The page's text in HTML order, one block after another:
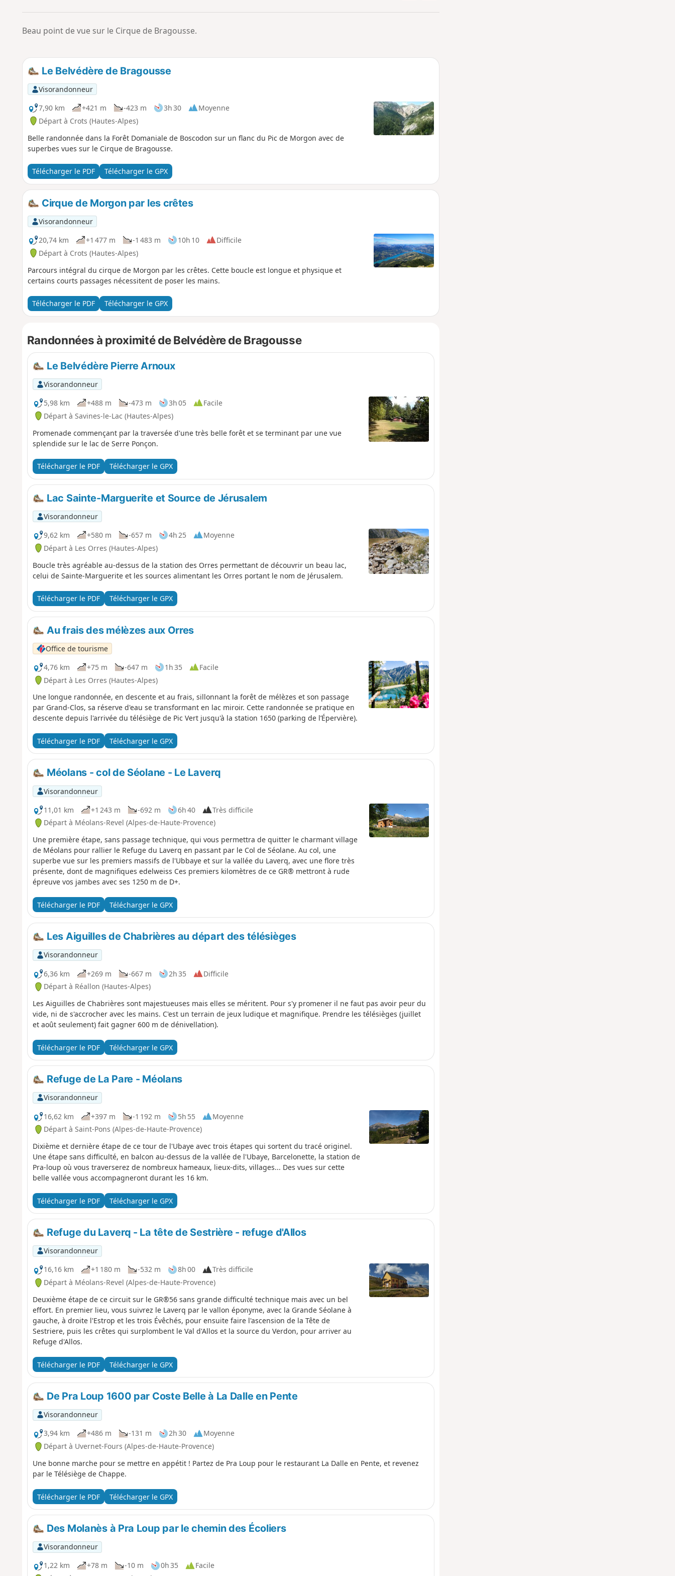
a
o
Beau point de vue sur le Cirque de Bragousse.
Le Belvédère de Bragousse
Visorandonneur
7,90 km
+421 m -423 m 3h 30
Moyenne
Départ à Crots (Hautes-Alpes)
Belle randonnée dans la Forêt Domaniale de Boscodon sur un flanc du Pic de Morgon avec de
superbes vues sur le Cirque de Bragousse.
Télécharger le PDF Télécharger le GPX
Cirque de Morgon par les crêtes
Visorandonneur
20,74 km
+1 477 m -1 483 m 10h 10
Difficile
Départ à Crots (Hautes-Alpes)
Parcours intégral du cirque de Morgon par les crêtes. Cette boucle est longue et physique et
certains courts passages nécessitent de poser les mains.
Télécharger le PDF Télécharger le GPX
Randonnées à proximité de Belvédère de Bragousse
Le Belvédère Pierre Arnoux
Visorandonneur
5,98 km
+488 m -473 m 3h 05
Facile
Départ à Savines-le-Lac (Hautes-Alpes)
Promenade commençant par la traversée d'une très belle forêt et se terminant par une vue
splendide sur le lac de Serre Ponçon.
Télécharger le PDF Télécharger le GPX
Lac Sainte-Marguerite et Source de Jérusalem
Visorandonneur
9,62 km
+580 m -657 m 4h 25
Moyenne
Départ à Les Orres (Hautes-Alpes)
Boucle très agréable au-dessus de la station des Orres permettant de découvrir un beau lac,
celui de Sainte-Marguerite et les sources alimentant les Orres portant le nom de Jérusalem.
Télécharger le PDF Télécharger le GPX
Au frais des mélèzes aux Orres
Office de tourisme
4,76 km
+75 m -647 m 1h 35
Facile
Départ à Les Orres (Hautes-Alpes)
Une longue randonnée, en descente et au frais, sillonnant la forêt de mélèzes et son passage
par Grand-Clos, sa réserve d'eau se transformant en lac miroir. Cette randonnée se pratique en
descente depuis l'arrivée du télésiège de Pic Vert jusqu'à la station 1650 (parking de l’Épervière).
Télécharger le PDF Télécharger le GPX
Méolans - col de Séolane - Le Laverq
Visorandonneur
11,01 km
+1 243 m -692 m 6h 40
Très difficile
Départ à Méolans-Revel (Alpes-de-Haute-Provence)
Une première étape, sans passage technique, qui vous permettra de quitter le charmant village
de Méolans pour rallier le Refuge du Laverq en passant par le Col de Séolane. Au col, une
superbe vue sur les premiers massifs de l'Ubbaye et sur la vallée du Laverq, avec une flore très
présente, dont de magnifiques edelweiss Ces premiers kilomètres de ce GR® mettront à rude
épreuve vos jambes avec ses 1250 m de D+.
Télécharger le PDF Télécharger le GPX
Les Aiguilles de Chabrières au départ des télésièges
Visorandonneur
6,36 km
+269 m -667 m 2h 35
Difficile
Départ à Réallon (Hautes-Alpes)
Les Aiguilles de Chabrières sont majestueuses mais elles se méritent. Pour s'y promener il ne faut pas avoir peur du
vide, ni de s'accrocher avec les mains. C'est un terrain de jeux ludique et magnifique. Prendre les télésièges (juillet
et août seulement) fait gagner 600 m de dénivellation).
Télécharger le PDF Télécharger le GPX
Refuge de La Pare - Méolans
Visorandonneur
16,62 km
+397 m -1 192 m 5h 55
Moyenne
Départ à Saint-Pons (Alpes-de-Haute-Provence)
Dixième et dernière étape de ce tour de l'Ubaye avec trois étapes qui sortent du tracé originel.
Une étape sans difficulté, en balcon au-dessus de la vallée de l'Ubaye, Barcelonette, la station de
Pra-loup où vous traverserez de nombreux hameaux, lieux-dits, villages... Des vues sur cette
belle vallée vous accompagneront durant les 16 km.
Télécharger le PDF Télécharger le GPX
Refuge du Laverq - La tête de Sestrière - refuge d'Allos
Visorandonneur
16,16 km
+1 180 m -532 m 8h 00
Très difficile
Départ à Méolans-Revel (Alpes-de-Haute-Provence)
Deuxième étape de ce circuit sur le GR®56 sans grande difficulté technique mais avec un bel
effort. En premier lieu, vous suivrez le Laverq par le vallon éponyme, avec la Grande Séolane à
gauche, à droite l'Estrop et les trois Évêchés, pour ensuite faire l'ascension de la Tête de
Sestriere, puis les crêtes qui surplombent le Val d'Allos et la source du Verdon, pour arriver au
Refuge d'Allos.
Télécharger le PDF Télécharger le GPX
De Pra Loup 1600 par Coste Belle à La Dalle en Pente
Visorandonneur
3,94 km
+486 m -131 m 2h 30
Moyenne
Départ à Uvernet-Fours (Alpes-de-Haute-Provence)
Une bonne marche pour se mettre en appétit ! Partez de Pra Loup pour le restaurant La Dalle en Pente, et revenez
par le Télésiège de Chappe.
Télécharger le PDF Télécharger le GPX
Des Molanès à Pra Loup par le chemin des Écoliers
Visorandonneur
1,22 km
+78 m -10 m 0h 35
Facile